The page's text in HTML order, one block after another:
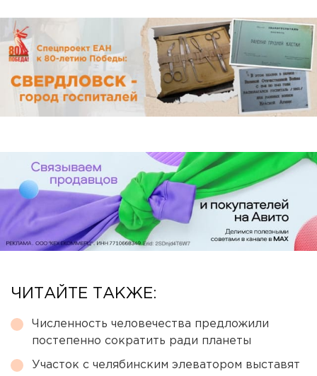
ЧИТАЙТЕ ТАКЖЕ:
Численность человечества предложили
постепенно сократить ради планеты
Участок с челябинским элеватором выставят